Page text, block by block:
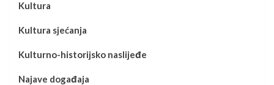
Kultura
Kultura sjećanja
Kulturno-historijsko naslijeđe
Najave događaja